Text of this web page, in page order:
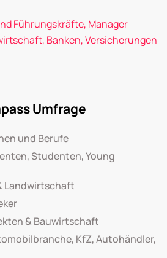
Führungskräfte, Manager
Banken, Versicherungen
Umfrage
und Berufe
Studenten, Young
Landwirtschaft
& Bauwirtschaft
KfZ, Autohändler,